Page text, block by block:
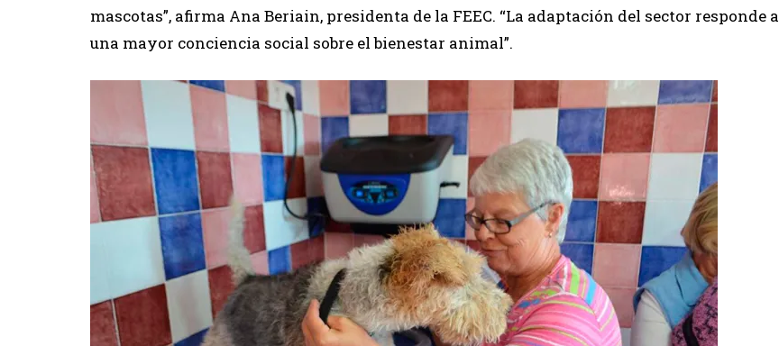
mascotas”, afirma Ana Beriain, presidenta de la FEEC. “La adaptación del sector responde a
una mayor conciencia social sobre el bienestar animal”.